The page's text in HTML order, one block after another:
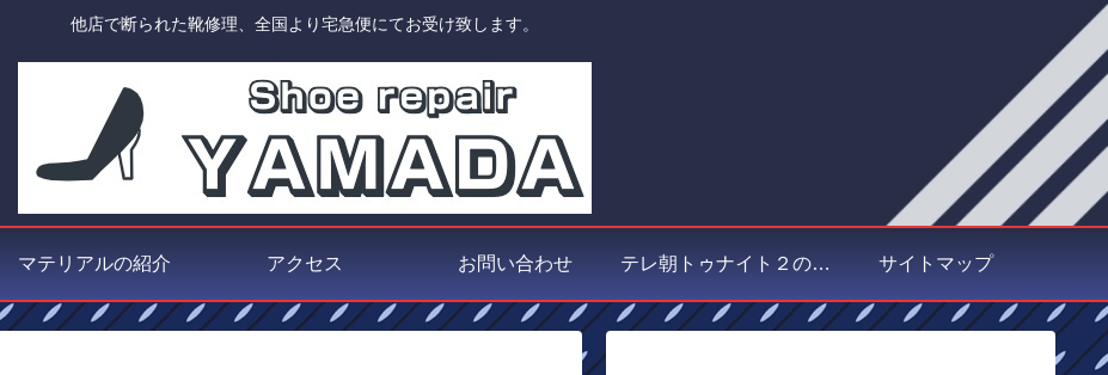
他店で断られた靴修理、全国より宅急便にてお受け致します。
マテリアルの紹介 アクセス お問い合わせ テレ朝トゥナイト２の取材 サイトマップ